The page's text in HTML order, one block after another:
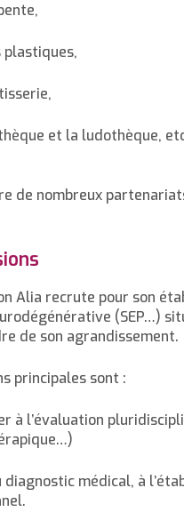
plastiques,
et la ludothèque,
de nombreux
Alia recrute pour son
(SEP…)
de son agrandissement.
principales sont :
à l’évaluation
diagnostic médical, à